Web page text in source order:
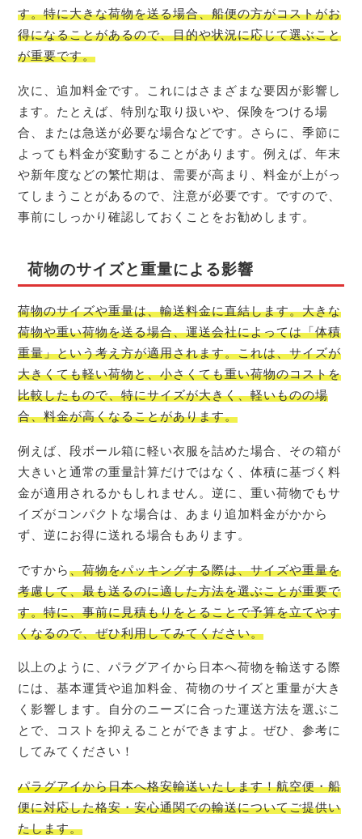
す。特に大きな荷物を送る場合、船便の方がコストがお
得になることがあるので、目的や状況に応じて選ぶこと
が重要です。
次に、追加料金です。これにはさまざまな要因が影響し
ます。たとえば、特別な取り扱いや、保険をつける場
合、または急送が必要な場合などです。さらに、季節に
よっても料金が変動することがあります。例えば、年末
や新年度などの繁忙期は、需要が高まり、料金が上がっ
てしまうことがあるので、注意が必要です。ですので、
事前にしっかり確認しておくことをお勧めします。
荷物のサイズと重量による影響
荷物のサイズや重量は、輸送料金に直結します。大きな
荷物や重い荷物を送る場合、運送会社によっては「体積
重量」という考え方が適用されます。これは、サイズが
大きくても軽い荷物と、小さくても重い荷物のコストを
比較したもので、特にサイズが大きく、軽いものの場
合、料金が高くなることがあります。
例えば、段ボール箱に軽い衣服を詰めた場合、その箱が
大きいと通常の重量計算だけではなく、体積に基づく料
金が適用されるかもしれません。逆に、重い荷物でもサ
イズがコンパクトな場合は、あまり追加料金がかから
ず、逆にお得に送れる場合もあります。
ですから、荷物をパッキングする際は、サイズや重量を
考慮して、最も送るのに適した方法を選ぶことが重要で
す。特に、事前に見積もりをとることで予算を立てやす
くなるので、ぜひ利用してみてください。
以上のように、パラグアイから日本へ荷物を輸送する際
には、基本運賃や追加料金、荷物のサイズと重量が大き
く影響します。自分のニーズに合った運送方法を選ぶこ
とで、コストを抑えることができますよ。ぜひ、参考に
してみてください！
パラグアイから日本へ格安輸送いたします！航空便・船
便に対応した格安・安心通関での輸送についてご提供い
たします。